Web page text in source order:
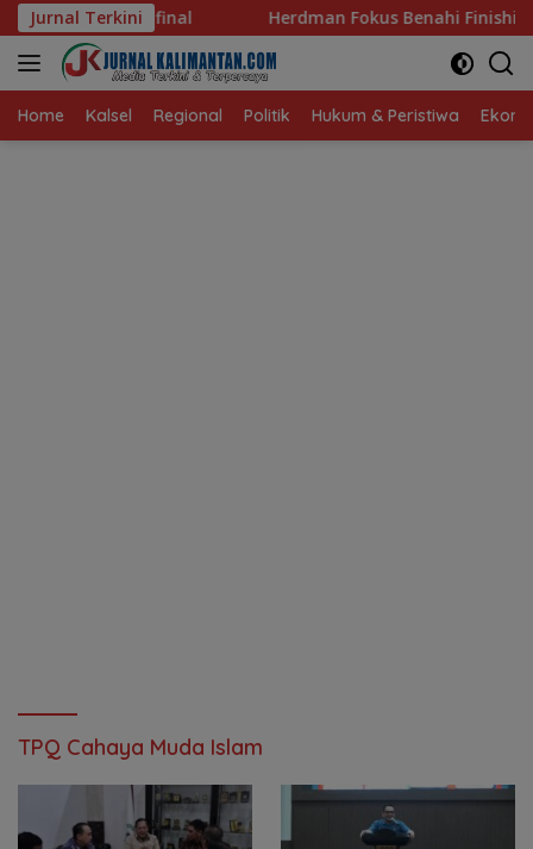
Langsung
ke
konten
Jurnal Terkini
Herdman Fokus Benahi Finishing Jelang Lawan
Home Kalsel Regional Politik Hukum & Peristiwa
TPQ Cahaya Muda Islam